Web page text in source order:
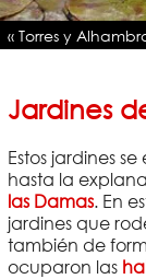
« Torres y
Jardines
Estos jardines
hasta la
las Damas. En
jardines que
también de
ocuparon las